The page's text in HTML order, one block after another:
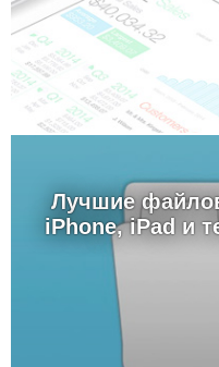
Лучшие
iPhone, iPad и